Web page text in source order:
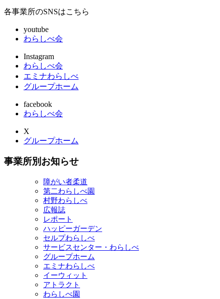
各事業所のSNSはこちら
youtube
わらしべ会
Instagram
わらしべ会
エミナわらしべ
グループホーム
facebook
わらしべ会
X
グループホーム
事業所別お知らせ
障がい者柔道
第二わらしべ園
村野わらしべ
広報誌
レポート
ハッピーガーデン
セルプわらしべ
サービスセンター・わらしべ
グループホーム
エミナわらしべ
イーウィット
アトラクト
わらしべ園